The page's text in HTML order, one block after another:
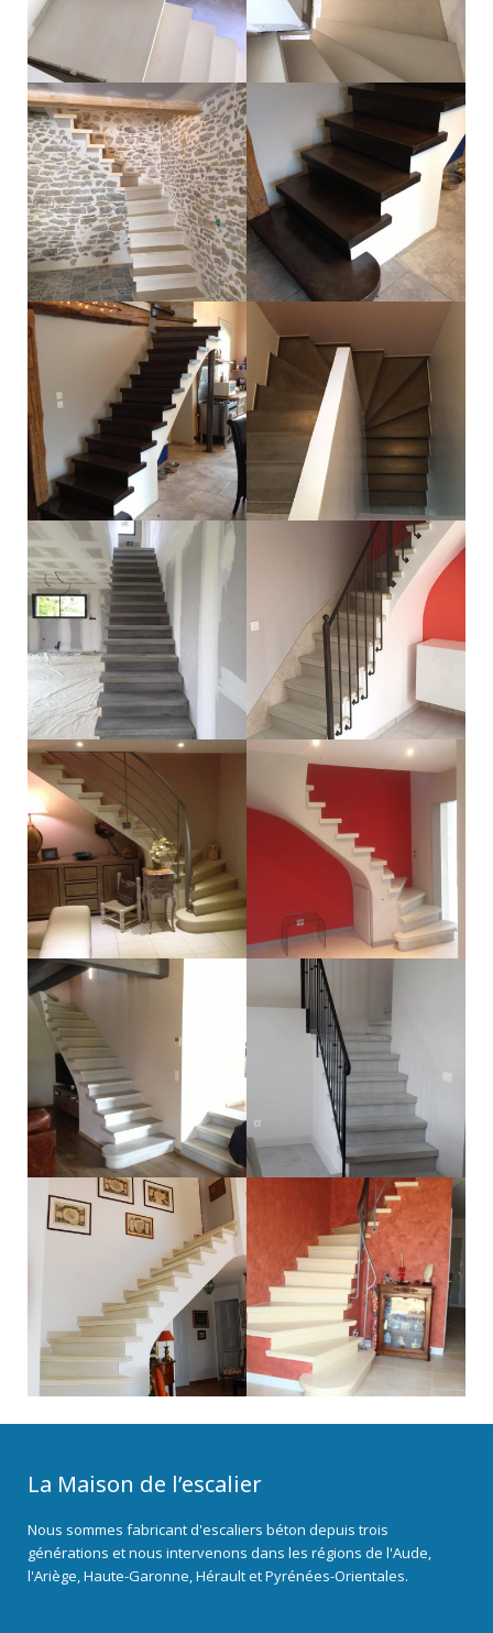
La Maison de l’escalier
Nous sommes fabricant d'escaliers béton depuis trois
générations et nous intervenons dans les régions de l'Aude,
l'Ariège, Haute-Garonne, Hérault et Pyrénées-Orientales.